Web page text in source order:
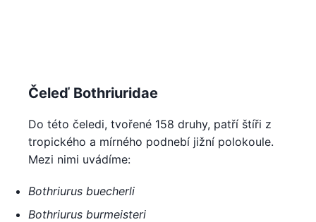
Čeleď Bothriuridae
Do této čeledi, tvořené 158 druhy, patří štíři z
tropického a mírného podnebí jižní polokoule.
Mezi nimi uvádíme:
Bothriurus buecherli
Bothriurus burmeisteri